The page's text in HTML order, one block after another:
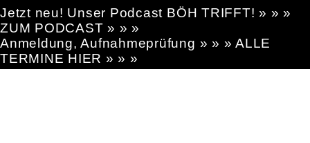
Jetzt neu! Unser Podcast BÖH TRIFFT! » » »
ZUM PODCAST » » »
Anmeldung, Aufnahmeprüfung » » » ALLE
TERMINE HIER » » »